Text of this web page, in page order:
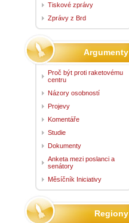
Tiskové zprávy
Zprávy z Brd
Argumenty
Proč být proti raketovému
centru
Názory osobností
Projevy
Komentáře
Studie
Dokumenty
Anketa mezi poslanci a
senátory
Měsíčník Iniciativy
Regiony